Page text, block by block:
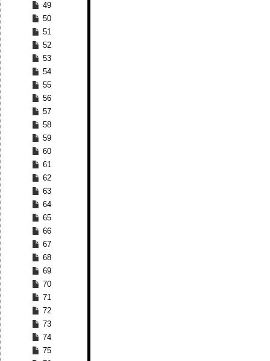
49
50
51
52
53
54
55
56
57
58
59
60
61
62
63
64
65
66
67
68
69
70
71
72
73
74
75